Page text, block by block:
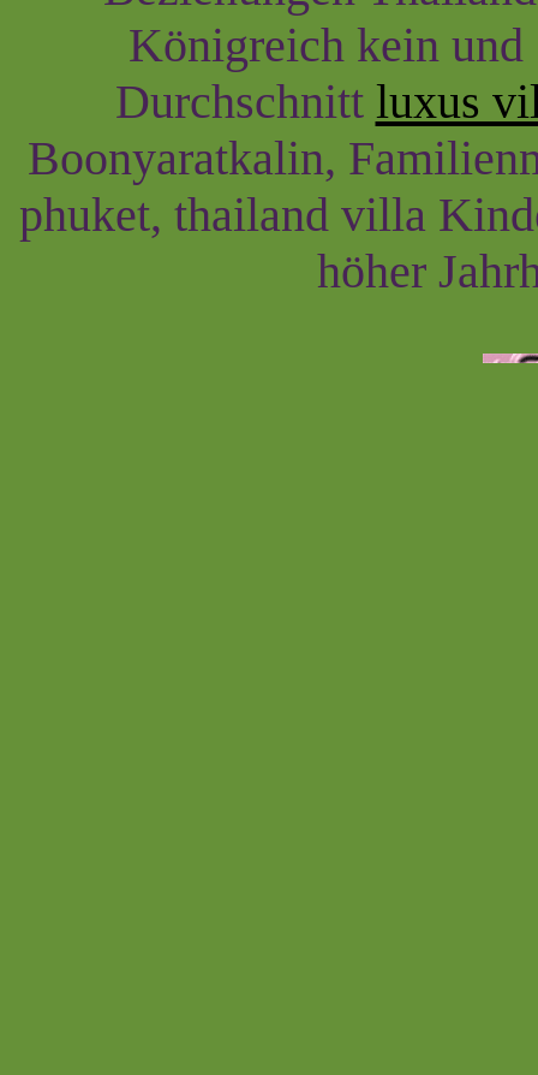
Königreich kein und
Durchschnitt luxus
Boonyaratkalin,
phuket, thailand villa
höher